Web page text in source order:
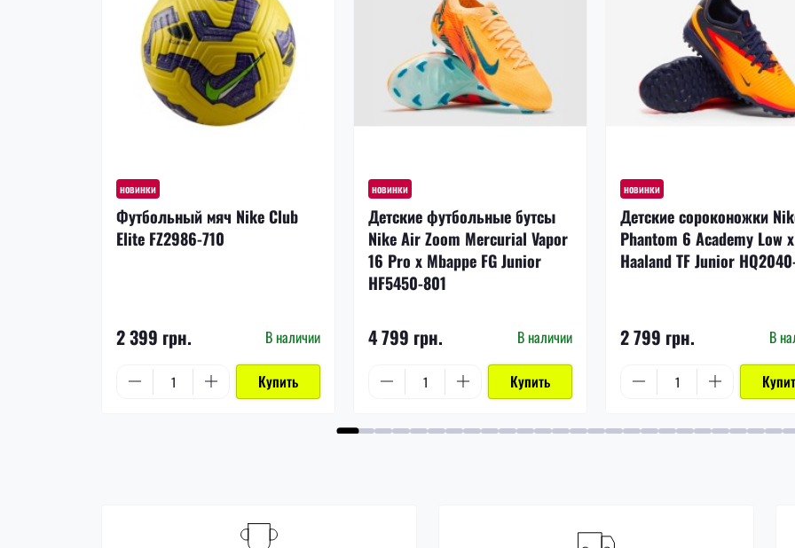
новинки
Футбольный мяч Nike Club
Elite FZ2986-710
2 399 грн. В наличии
Купить
новинки
Детские футбольные бутсы
Nike Air Zoom Mercurial Vapor
16 Pro x Mbappe FG Junior
HF5450-801
4 799 грн. В наличии
Купить
новинки
Детские сороконожки
Phantom 6 Academy Low x
Haaland TF Junior
2 799 грн. В